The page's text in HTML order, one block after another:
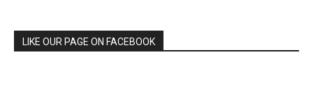
LIKE OUR PAGE ON FACEBOOK